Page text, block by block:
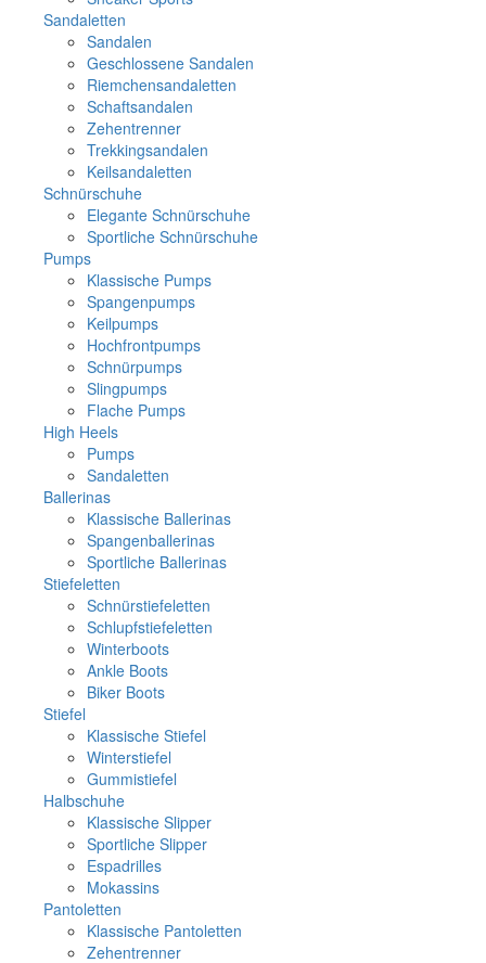
Sandaletten
Sandalen
Geschlossene Sandalen
Riemchensandaletten
Schaftsandalen
Zehentrenner
Trekkingsandalen
Keilsandaletten
Schnürschuhe
Elegante Schnürschuhe
Sportliche Schnürschuhe
Pumps
Klassische Pumps
Spangenpumps
Keilpumps
Hochfrontpumps
Schnürpumps
Slingpumps
Flache Pumps
High Heels
Pumps
Sandaletten
Ballerinas
Klassische Ballerinas
Spangenballerinas
Sportliche Ballerinas
Stiefeletten
Schnürstiefeletten
Schlupfstiefeletten
Winterboots
Ankle Boots
Biker Boots
Stiefel
Klassische Stiefel
Winterstiefel
Gummistiefel
Halbschuhe
Klassische Slipper
Sportliche Slipper
Espadrilles
Mokassins
Pantoletten
Klassische Pantoletten
Zehentrenner